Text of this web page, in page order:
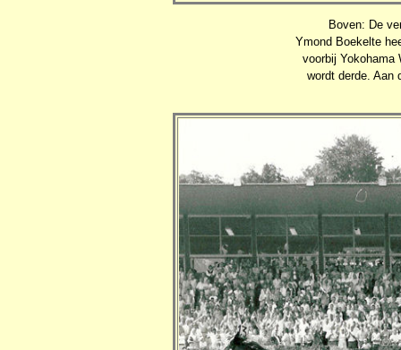
Boven: De
Ymond Boekelte
voorbij Yokohama
wordt derde. Aan